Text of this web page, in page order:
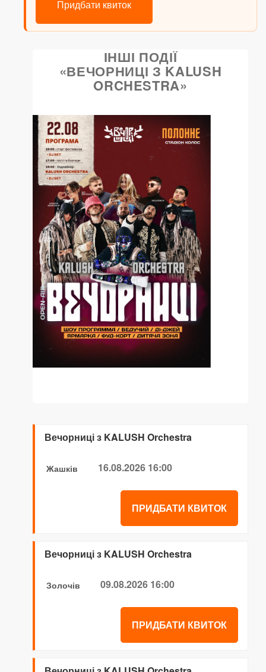
Придбати квиток
ІНШІ ПОДІЇ
«ВЕЧОРНИЦІ З KALUSH
ORCHESTRA»
Вечорниці з KALUSH Orchestra
Жашків 16.08.2026 16:00
ПРИДБАТИ КВИТОК
Вечорниці з KALUSH Orchestra
Золочів 09.08.2026 16:00
ПРИДБАТИ КВИТОК